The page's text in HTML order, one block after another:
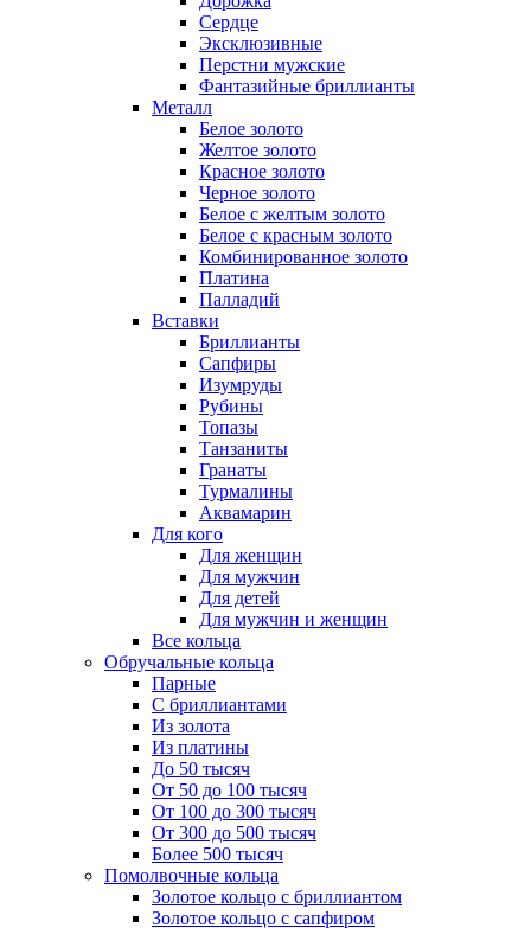
Сердце
Эксклюзивные
Перстни мужские
Фантазийные бриллианты
Металл
Белое золото
Желтое золото
Красное золото
Черное золото
Белое с желтым золото
Белое с красным золото
Комбинированное золото
Платина
Палладий
Вставки
Бриллианты
Сапфиры
Изумруды
Рубины
Топазы
Танзаниты
Гранаты
Турмалины
Аквамарин
Для кого
Для женщин
Для мужчин
Для детей
Для мужчин и женщин
Все кольца
Обручальные кольца
Парные
С бриллиантами
Из золота
Из платины
До 50 тысяч
От 50 до 100 тысяч
От 100 до 300 тысяч
От 300 до 500 тысяч
Более 500 тысяч
Помолвочные кольца
Золотое кольцо с бриллиантом
Золотое кольцо с сапфиром